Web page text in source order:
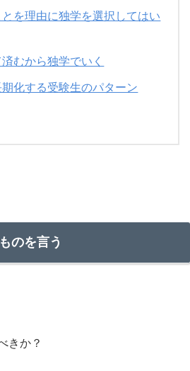
を理由に独学を選択してはい
むから独学でいく
化する受験生のパターン
のを言う
きか？